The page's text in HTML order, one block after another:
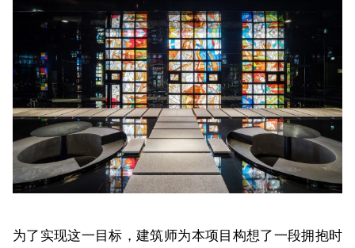
为了实现这一目标，建筑师为本项目构想了一段拥抱时